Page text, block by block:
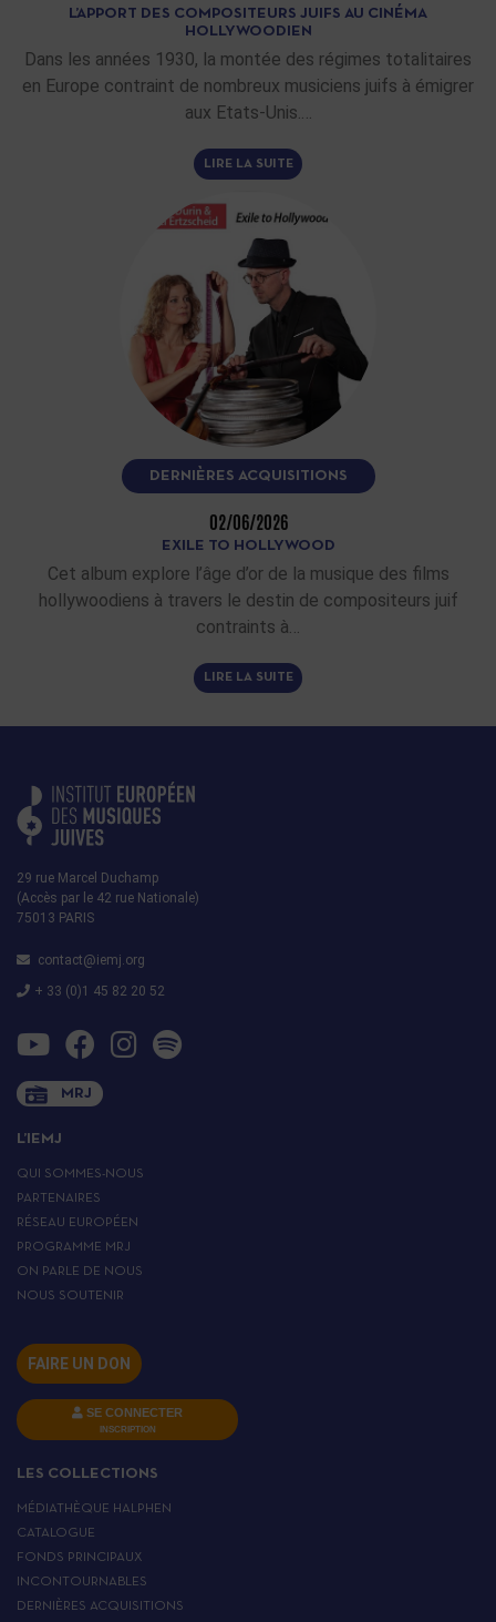
L’APPORT DES COMPOSITEURS JUIFS AU CINÉMA
HOLLYWOODIEN
Dans les années 1930, la montée des régimes totalitaires
en Europe contraint de nombreux musiciens juifs à émigrer
aux Etats-Unis.…
LIRE LA SUITE
DERNIÈRES ACQUISITIONS
02/06/2026
EXILE TO HOLLYWOOD
Cet album explore l’âge d’or de la musique des films
hollywoodiens à travers le destin de compositeurs juif
contraints à…
LIRE LA SUITE
29 rue Marcel Duchamp
(Accès par le 42 rue Nationale)
75013 PARIS
contact@iemj.org
+ 33 (0)1 45 82 20 52
MRJ
L’IEMJ
QUI SOMMES-NOUS
PARTENAIRES
RÉSEAU EUROPÉEN
PROGRAMME MRJ
ON PARLE DE NOUS
NOUS SOUTENIR
FAIRE UN DON
SE CONNECTER
INSCRIPTION
LES COLLECTIONS
MÉDIATHÈQUE HALPHEN
CATALOGUE
FONDS PRINCIPAUX
INCONTOURNABLES
DERNIÈRES ACQUISITIONS